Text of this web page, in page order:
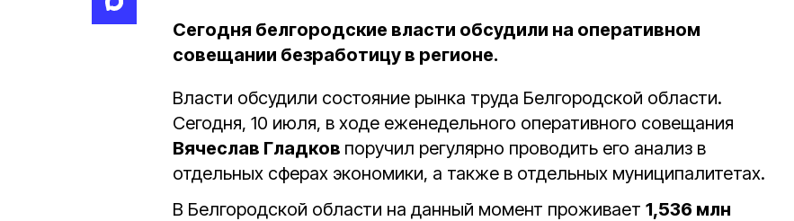
Сегодня белгородские власти обсудили на оперативном
совещании безработицу в регионе.
Власти обсудили состояние рынка труда Белгородской области.
Сегодня, 10 июля, в ходе еженедельного оперативного совещания
Вячеслав Гладков поручил регулярно проводить его анализ в
отдельных сферах экономики, а также в отдельных муниципалитетах.
В Белгородской области на данный момент проживает 1,536 млн